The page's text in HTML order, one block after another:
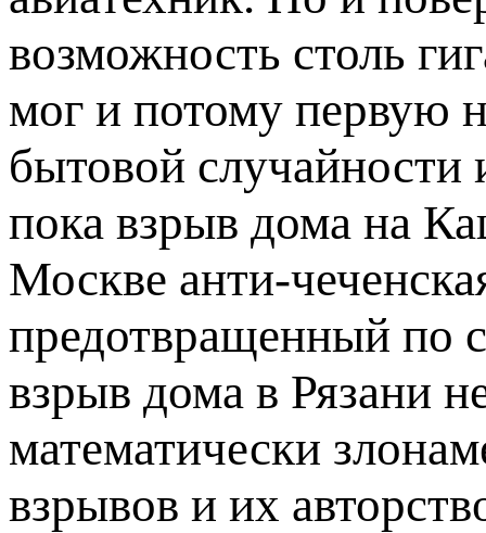
возможность столь
мог и потому первую
бытовой случайности
пока взрыв дома на
Москве анти-
предотвращенный по
взрыв дома в Рязани
математически
взрывов и их